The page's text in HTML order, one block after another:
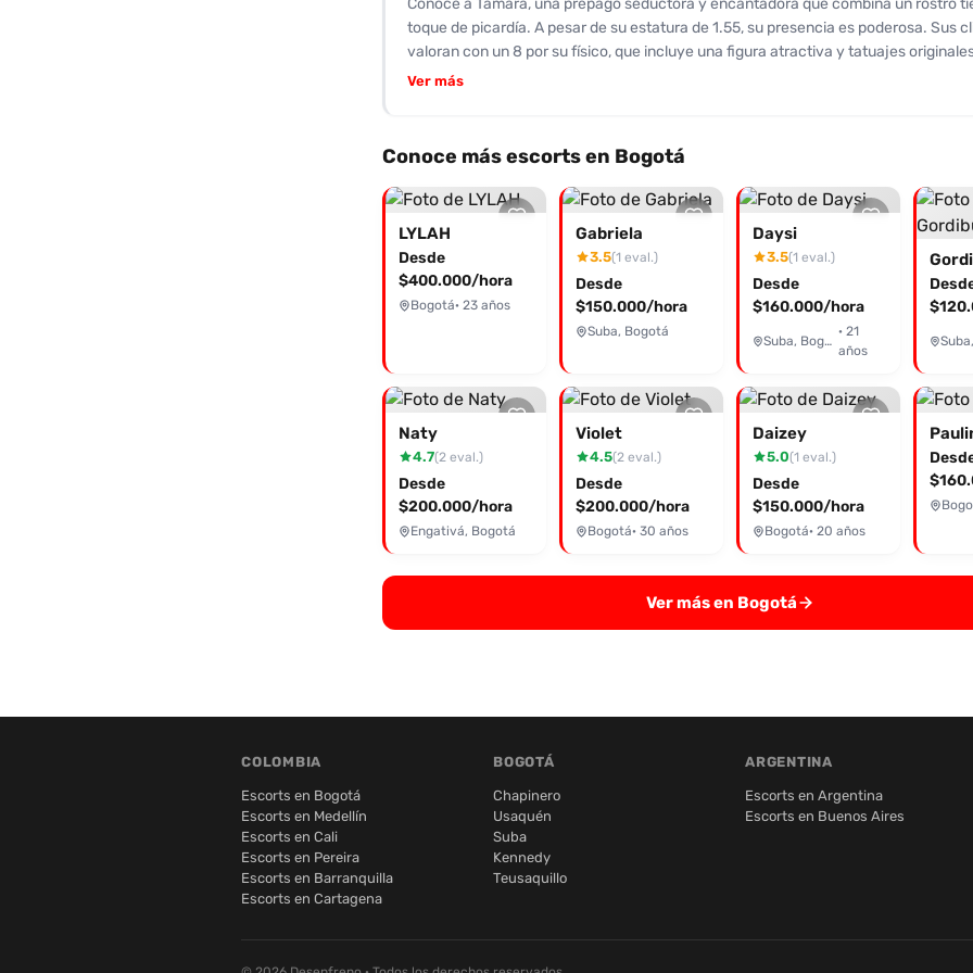
Conoce a Tamara, una prepago seductora y encantadora que combina un rostro
toque de picardía. A pesar de su estatura de 1.55, su presencia es poderosa. Sus
valoran con un 8 por su físico, que incluye una figura atractiva y tatuajes
servicios de masaje relajante, besos suaves y un ambiente que promete
para hacer que te olvides de la rutina. Si buscas una experiencia única con una
carismática y complaciente, Tamara es la opción perfecta. ¡Contáctala a través de
al 3232369853 y reserva tu cita para disfrutar de un momento inolvidable! No
mencionar que la conociste en Desenfreno.co.
Ver más
Conoce más escorts en Bogotá
LYLAH
Desde
$400.000/hora
Bogotá· 23 años
Gabriela
3.5(1 eval.)
Desde
$150.000/hora
Suba, Bogotá
Daysi
3.5(1 eval.)
Desde
$160.000/hora
Suba, Bogotá
· 21
años
Naty
4.7(2 eval.)
Desde
$200.000/hora
Engativá, Bogotá
Violet
4.5(2 eval.)
Desde
$200.000/hora
Bogotá· 30 años
Daizey
5.0(1 eval.)
Desde
$150.000/hora
Bogotá· 20 años
Ver más en Bogotá
COLOMBIA
Escorts en Bogotá
Escorts en Medellín
Escorts en Cali
Escorts en Pereira
Escorts en Barranquilla
Escorts en Cartagena
BOGOTÁ
Chapinero
Usaquén
Suba
Kennedy
Teusaquillo
ARGENTINA
Escorts en Argentina
Escorts en Buenos Aires